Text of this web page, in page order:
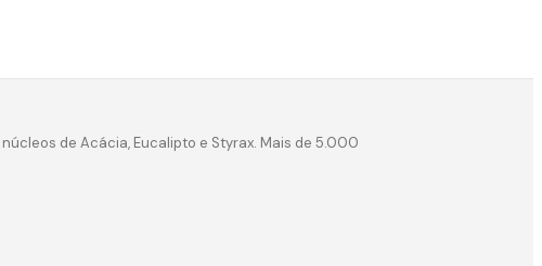
de Acácia, Eucalipto e Styrax. Mais de 5.000